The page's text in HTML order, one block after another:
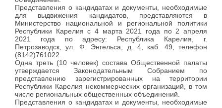
Представления о кандидатах и документы, необходимые
для выдвижения кандидатов, представляются в
Министерство национальной и региональной политики
Республики Карелия с 4 марта 2021 года по 2 апреля
2021 года по адресу: Республика Карелия, г.
Петрозаводск, ул. Ф. Энгельса, д. 4, каб. 49, телефон
(8142)761022.
Одна треть (10 человек) состава Общественной палаты
утверждается Законодательным Собранием по
представлению зарегистрированных на территории
Республики Карелия некоммерческих организаций, в том
числе региональных общественных объединений.
Представления о кандидатах и документы, необходимые